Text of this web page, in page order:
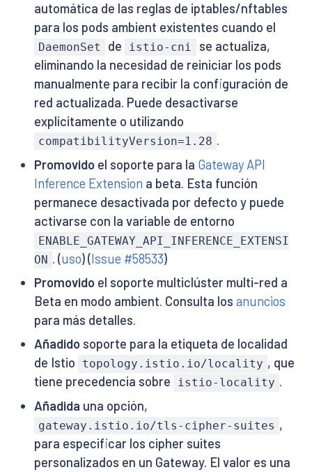
automática de las reglas de iptables/nftables
para los pods ambient existentes cuando el
DaemonSet de istio-cni
se actualiza,
eliminando la necesidad de reiniciar los pods
manualmente para recibir la configuración de
red actualizada. Puede desactivarse
explícitamente o utilizando
compatibilityVersion=1.28 .
Promovidoel soporte para la Gateway API
Inference Extension a beta. Esta función
permanece desactivada por defecto y puede
activarse con la variable de entorno
ENABLE_GATEWAY_API_INFERENCE_EXTENSI
ON . (uso) (Issue #58533)
Promovidoel soporte multiclúster multi-red a
Beta en modo ambient. Consulta los anuncios
para más detalles.
Añadidosoporte para la etiqueta de localidad
de Istio
topology.istio.io/locality , que
tiene precedencia sobre
istio-locality .
Añadida una opción,
gateway.istio.io/tls-cipher-suites ,
para especificar los cipher suites
personalizados en un Gateway. El valor es una